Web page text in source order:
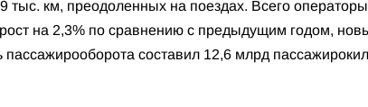
тыс. км, преодоленных на поездах. Всего
на 2,3% по сравнению с предыдущим годом,
пассажирооборота составил 12,6 млрд